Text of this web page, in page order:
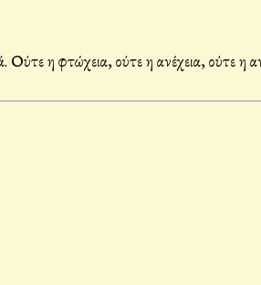
η φτώχεια, ούτε η ανέχεια, ούτε η